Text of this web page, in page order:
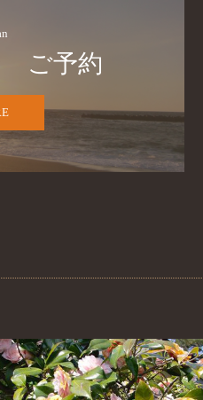
ご予約